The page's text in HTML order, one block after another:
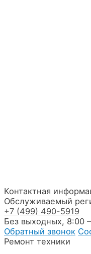
Контактная
Обслуживаемый
+7 (499) 490-5919
Без выходных, 8:00
Обратный звонок
Ремонт техники